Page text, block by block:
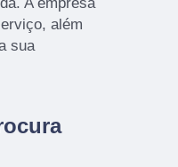
A empresa
além
sua